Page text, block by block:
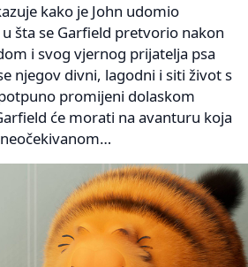
kako je John udomio
šta se Garfield pretvorio nakon
i svog vjernog prijatelja psa
njegov divni, lagodni i siti život s
promijeni dolaskom
će morati na avanturu koja